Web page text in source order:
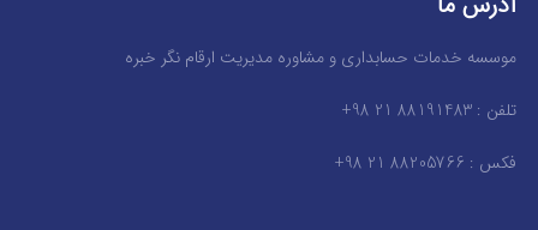
موسسه خدمات حسابداری و مشاوره مدیریت ارقام نگر خبره
تلفن : 88191483 21 98+
فکس : 88205766 21 98+